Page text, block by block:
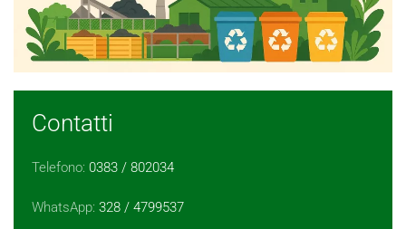
Contatti
Telefono: 0383 / 802034
WhatsApp: 328 / 4799537